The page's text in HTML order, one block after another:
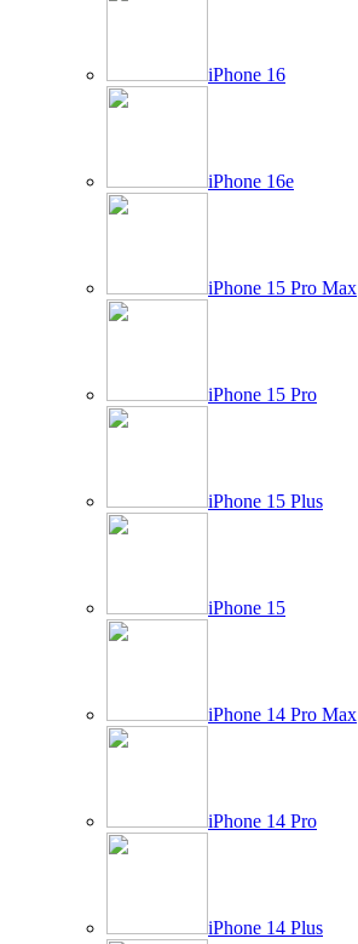
iPhone 16
iPhone 16e
iPhone 15 Pro Max
iPhone 15 Pro
iPhone 15 Plus
iPhone 15
iPhone 14 Pro Max
iPhone 14 Pro
iPhone 14 Plus